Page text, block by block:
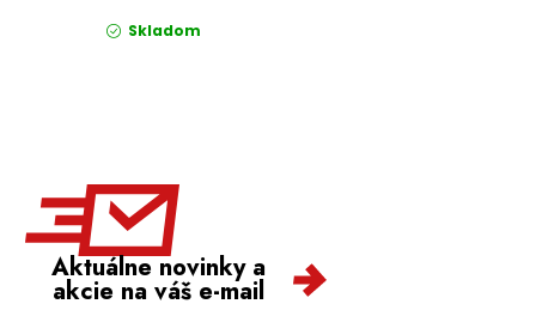
Skladom
Aktuálne novinky a
akcie na váš e-mail